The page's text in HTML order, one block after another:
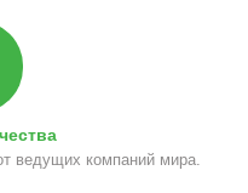
ведущих компаний мира.